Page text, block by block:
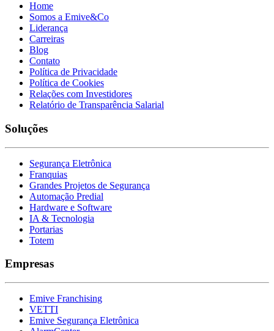
Home
Somos a Emive&Co
Liderança
Carreiras
Blog
Contato
Política de Privacidade
Política de Cookies
Relações com Investidores
Relatório de Transparência Salarial
Soluções
Segurança Eletrônica
Franquias
Grandes Projetos de Segurança
Automação Predial
Hardware e Software
IA & Tecnologia
Portarias
Totem
Empresas
Emive Franchising
VETTI
Emive Segurança Eletrônica